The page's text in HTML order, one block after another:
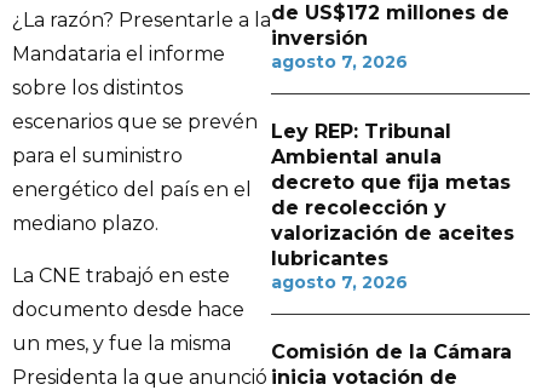
¿La razón? Presentarle a la
Mandataria el informe
sobre los distintos
escenarios que se prevén
para el suministro
energético del país en el
mediano plazo.
La CNE trabajó en este
documento desde hace
un mes, y fue la misma
Presidenta la que anunció
de US$172 millones de
inversión
agosto 7, 2026
Ley REP: Tribunal
Ambiental anula
decreto que fija metas
de recolección y
valorización de aceites
lubricantes
agosto 7, 2026
Comisión de la Cámara
inicia votación de